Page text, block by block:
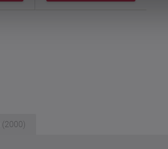
(2000)